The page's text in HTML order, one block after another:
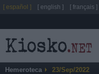
Hemeroteca 23/Sep/2022
[ español ] [ english ] [ français ]